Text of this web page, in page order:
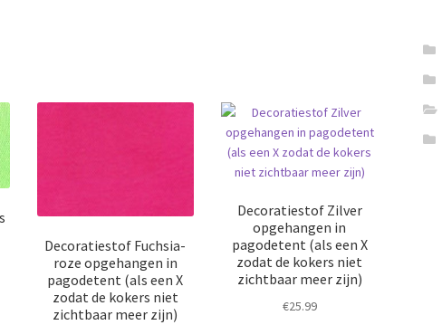
Decoratiestof Fuchsia-
roze opgehangen in
pagodetent (als een X
zodat de kokers niet
zichtbaar meer zijn)
Decoratiestof Zilver
opgehangen in
pagodetent (als een X
zodat de kokers niet
zichtbaar meer zijn)
€25.99